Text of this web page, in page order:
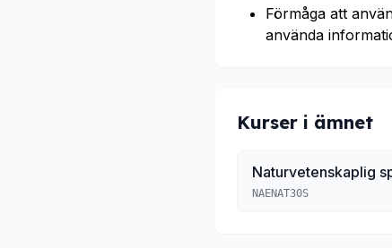
Förmåga att
använda
Kurser i ämnet
Naturvetenskaplig
NAENAT30S